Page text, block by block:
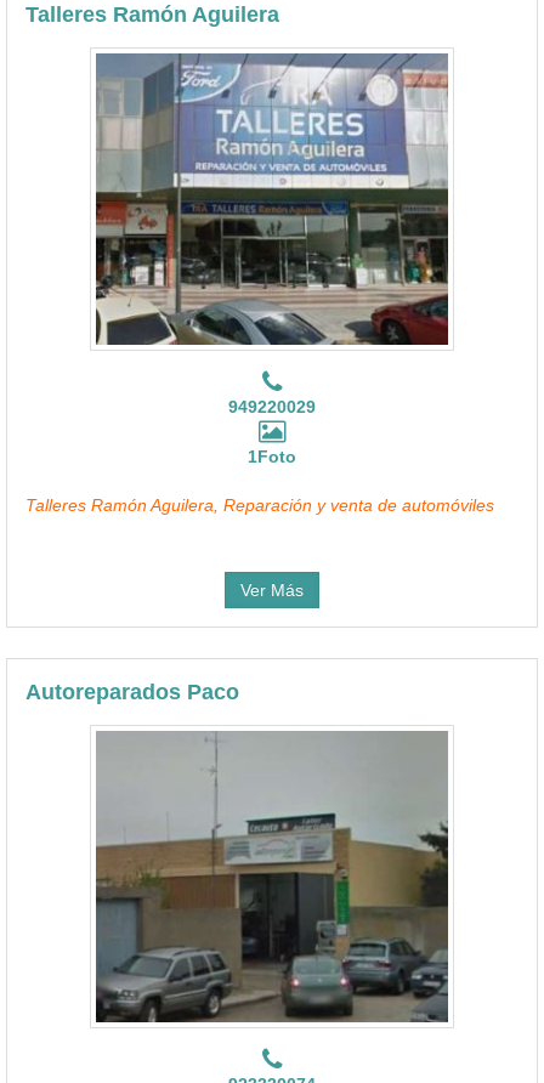
Talleres Ramón Aguilera
949220029
1Foto
Talleres Ramón Aguilera, Reparación y venta de automóviles
Ver Más
Autoreparados Paco